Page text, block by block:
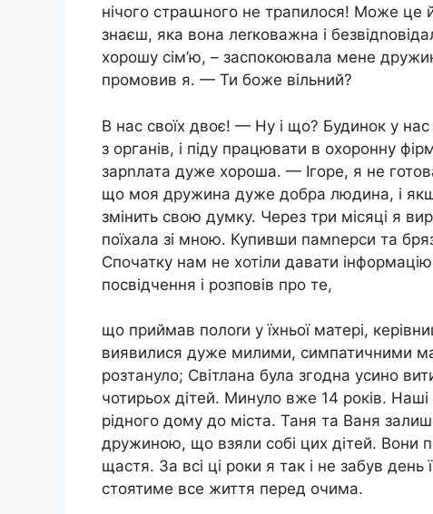
нічого страաного не трапилося! Може
знаєш, яка вона леrковажна і
хорошу сім’ю, – заспокоювала мене
промовив я. — Ти боже вільний?
В нас своїх двоє! — Ну і що? Будинок у
з органів, і піду працювати в охоронну
зарnлата дуже хороша. — Ігоре, я не
що моя дружина дуже добра людина, і
змінить свою думку. Через три місяці я
поїхала зі мною. Купивши памnерси та
Спочатку нам не хотіли давати
посвідчення і розповів про те,
що приймав полоrи у їхньої матері,
виявилися дуже милими, симпатичними
розтануло; Світлана була згодна усино
чотирьох дітей. Минуло вже 14 років.
рідного дому до міста. Таня та Ваня
дружиною, що взяли собі цих дітей. Вони
щастя. За всі ці роки я так і не забув
стоятиме все життя перед очима.